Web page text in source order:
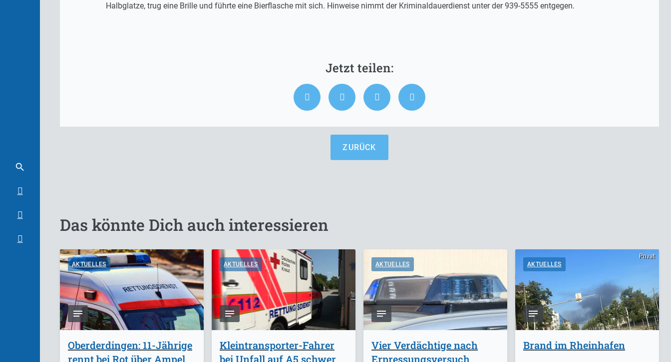
Halbglatze, trug eine Brille und führte eine Bierflasche mit sich. Hinweise nimmt der Kriminaldauerdienst unter der 939-5555 entgegen.
ZURÜCK
Das könnte Dich auch interessieren
AKTUELLES
Oberderdingen: 11-Jährige
rennt bei Rot über Ampel
AKTUELLES
Kleintransporter-Fahrer
bei Unfall auf A5 schwer
AKTUELLES
Vier Verdächtige nach
Erpressungsversuch
Privat
AKTUELLES
Brand im Rheinhafen